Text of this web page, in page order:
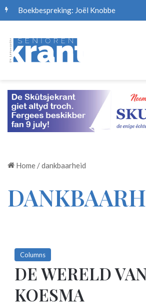
Boekbespreking: Joël Knobbe
Home /dankbaarheid
Columns
DE WERELD
KOESMA